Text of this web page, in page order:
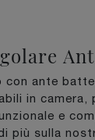
con ante
in camera,
e
più sulla